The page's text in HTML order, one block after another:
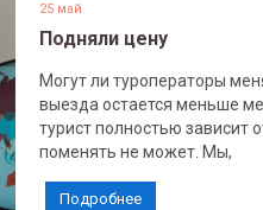
25 май
Подняли цену
Могут ли туроператоры
выезда остается меньше
турист полностью зависит
поменять не может. Мы,
Подробнее